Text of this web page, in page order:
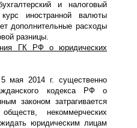
и налоговый
иностранной валюты
дополнительные расходы
разницы.
ГК РФ о юридических
мая 2014 г. существенно
кодекса РФ о
законом затрагивается
некоммерческих
юридическим лицам